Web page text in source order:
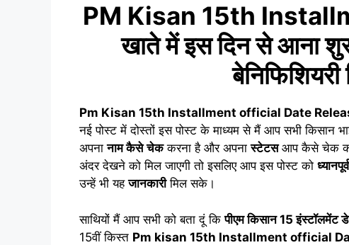
PM Kisan 15th
खाते में इस दिन से आना
Pm Kisan 15th Installment official Date
नई पोस्ट में दोस्तों इस पोस्ट के माध्यम से मैं आप सभी किसान
अपनानाम कैसे चेककरना है और अपनास्टेटसआप कैसे चेक कर
अंदर देखने को मिल जाएगी तो इसलिए आप इस पोस्ट को
उन्हें भी यहजानकारीमिल सके।
साथियों मैं आप सभी को बता दूं किपीएम किसान 15 इंस्टॉलमेंट
15वीं किस्त Pm kisan 15th Installment official